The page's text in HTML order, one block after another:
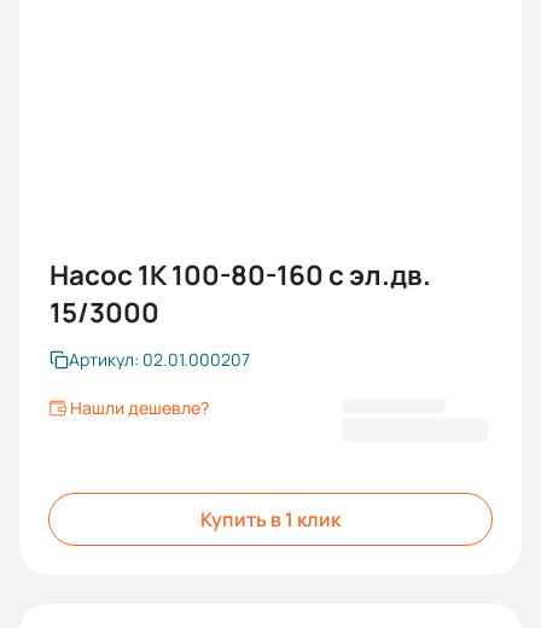
Насос 1К 100-80-160 с эл.дв.
15/3000
Артикул: 02.01.000207
Нашли дешевле?
Купить в 1 клик